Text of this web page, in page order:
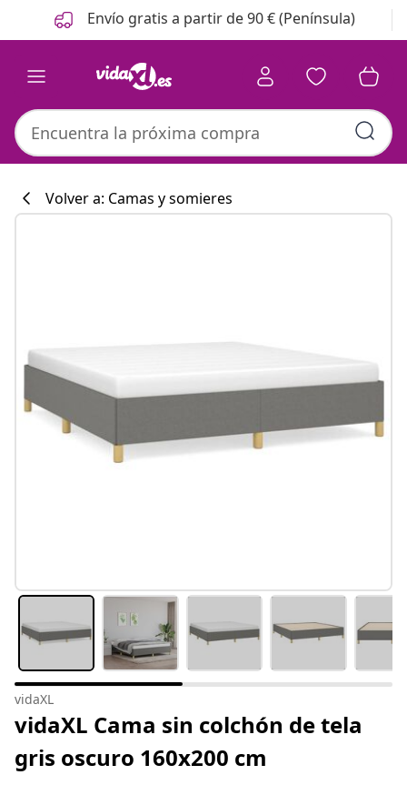
Anterior
Siguiente Envío gratis a partir de 90 € (Península)
Volver a: Camas y somieres
vidaXL
vidaXL Cama sin colchón de tela
gris oscuro 160x200 cm